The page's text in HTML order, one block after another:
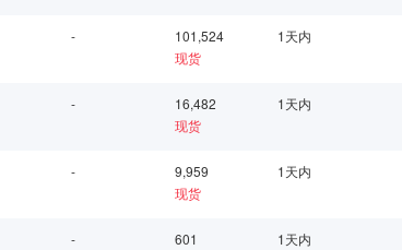
-
101,524
现货
1天内
-
16,482
现货
1天内
-
9,959
现货
1天内
-
601
1天内